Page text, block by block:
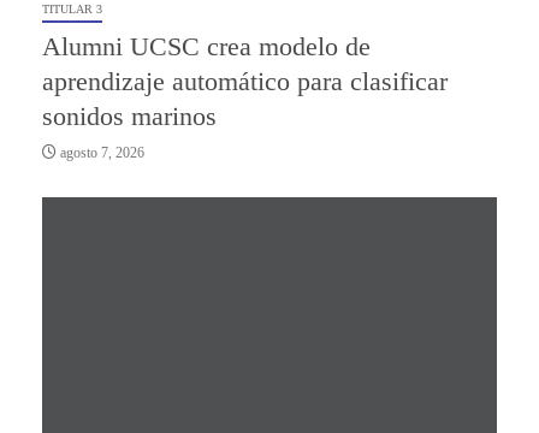
TITULAR 3
Alumni UCSC crea modelo de
aprendizaje automático para clasificar
sonidos marinos
agosto 7, 2026